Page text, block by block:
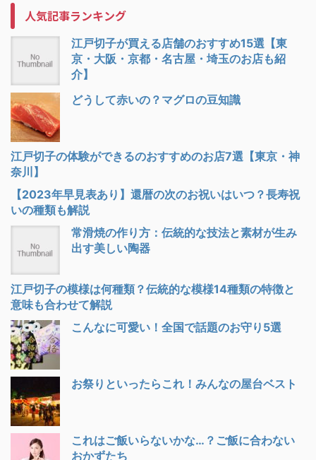
人気記事ランキング
江戸切子が買える店舗のおすすめ15選【東
京・大阪・京都・名古屋・埼玉のお店も紹
介】
どうして赤いの？マグロの豆知識
江戸切子の体験ができるのおすすめのお店7選【東京・神
奈川】
【2023年早見表あり】還暦の次のお祝いはいつ？長寿祝
いの種類も解説
常滑焼の作り方：伝統的な技法と素材が生み
出す美しい陶器
江戸切子の模様は何種類？伝統的な模様14種類の特徴と
意味も合わせて解説
こんなに可愛い！全国で話題のお守り5選
お祭りといったらこれ！みんなの屋台ベスト
これはご飯いらないかな…？ご飯に合わない
おかずたち